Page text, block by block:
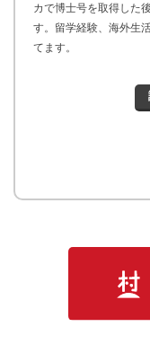
カで博士号を取得した
す。留学経験、海外生
てます。